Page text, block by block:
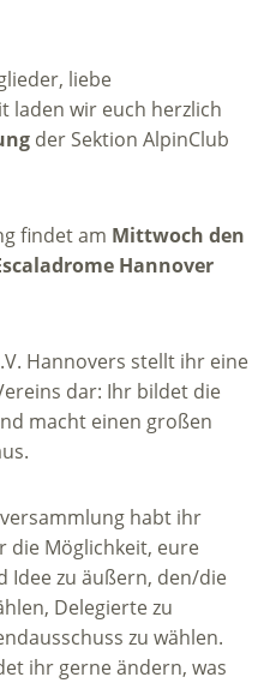
liebe
laden wir euch herzlich
der Sektion AlpinClub
findet am Mittwoch den
Hannover
Hannovers stellt ihr eine
dar: Ihr bildet die
macht einen großen
habt ihr
die Möglichkeit, eure
Idee zu äußern, den/die
Delegierte zu
zu wählen.
ihr gerne ändern, was